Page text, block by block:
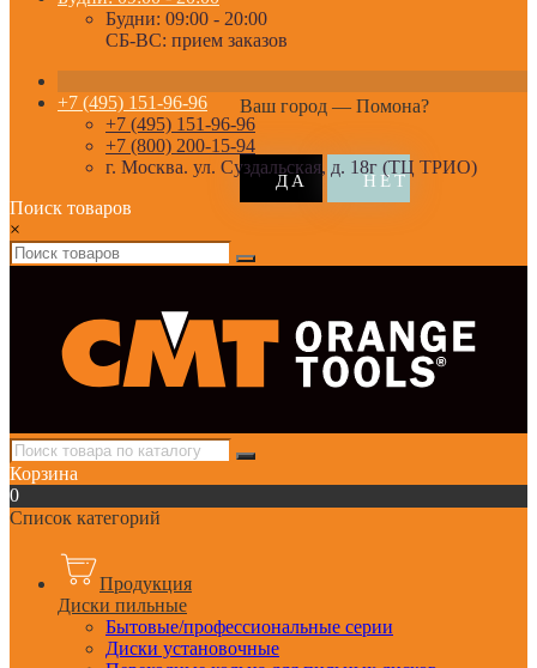
Будни: 09:00 - 20:00
СБ-ВС: прием заказов
Ваш город — Помона?
+7 (495) 151-96-96
+7 (495) 151-96-96
+7 (800) 200-15-94
г. Москва. ул. Суздальская, д. 18г (ТЦ ТРИО)
Поиск товаров
×
Корзина
0
Список категорий
Продукция
Диски пильные
Бытовые/профессиональные серии
Диски установочные